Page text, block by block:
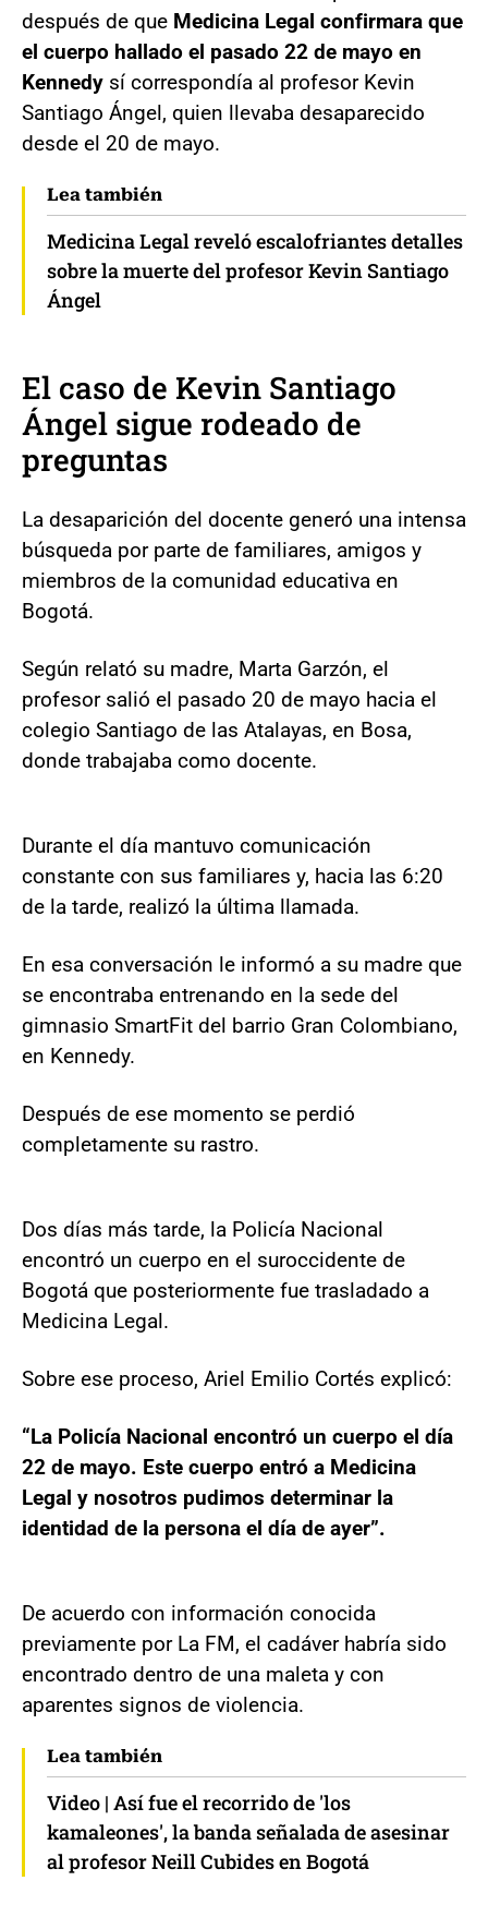
después de que Medicina Legal confirmara que
el cuerpo hallado el pasado 22 de mayo en
Kennedy sí correspondía al profesor Kevin
Santiago Ángel, quien llevaba desaparecido
desde el 20 de mayo.
Lea también
Medicina Legal reveló escalofriantes detalles
sobre la muerte del profesor Kevin Santiago
Ángel
El caso de Kevin Santiago
Ángel sigue rodeado de
preguntas
La desaparición del docente generó una intensa
búsqueda por parte de familiares, amigos y
miembros de la comunidad educativa en
Bogotá.
Según relató su madre, Marta Garzón, el
profesor salió el pasado 20 de mayo hacia el
colegio Santiago de las Atalayas, en Bosa,
donde trabajaba como docente.
Durante el día mantuvo comunicación
constante con sus familiares y, hacia las 6:20
de la tarde, realizó la última llamada.
En esa conversación le informó a su madre que
se encontraba entrenando en la sede del
gimnasio SmartFit del barrio Gran Colombiano,
en Kennedy.
Después de ese momento se perdió
completamente su rastro.
Dos días más tarde, la Policía Nacional
encontró un cuerpo en el suroccidente de
Bogotá que posteriormente fue trasladado a
Medicina Legal.
Sobre ese proceso, Ariel Emilio Cortés explicó:
“La Policía Nacional encontró un cuerpo el día
22 de mayo. Este cuerpo entró a Medicina
Legal y nosotros pudimos determinar la
identidad de la persona el día de ayer”.
De acuerdo con información conocida
previamente por La FM, el cadáver habría sido
encontrado dentro de una maleta y con
aparentes signos de violencia.
Lea también
Video | Así fue el recorrido de 'los
kamaleones', la banda señalada de asesinar
al profesor Neill Cubides en Bogotá